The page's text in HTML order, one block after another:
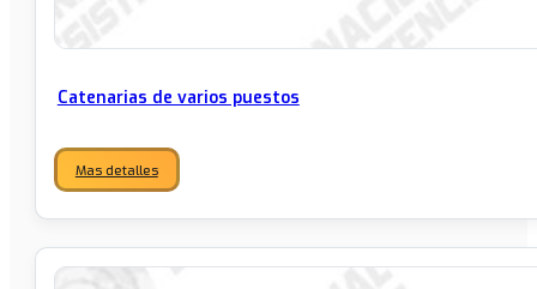
Catenarias de varios puestos
Mas detalles